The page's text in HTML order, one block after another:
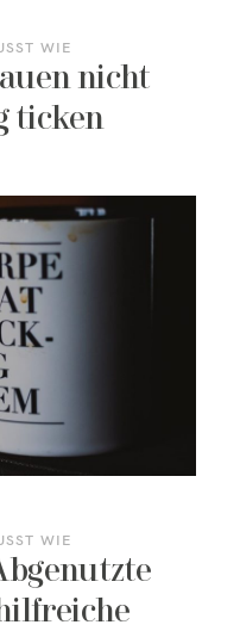
WIE
nicht
ticken
WIE